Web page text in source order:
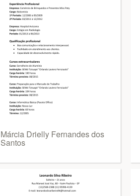
Márcia Drielly Fernandes dos
Santos